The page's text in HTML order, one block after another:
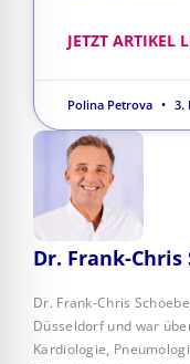
Dr. Frank-Chris
Dr. Frank-Chris
Düsseldorf und war
Kardiologie,
JETZT ARTIKEL
Polina Petrova 3.